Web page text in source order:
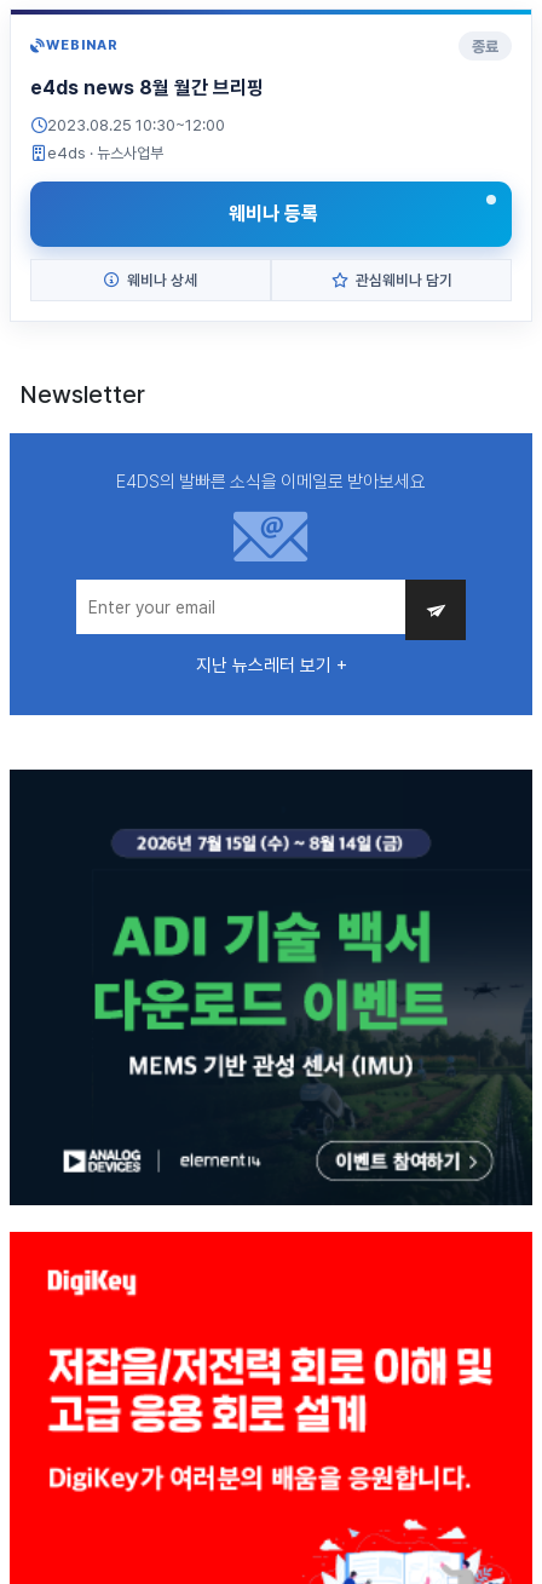
WEBINAR 종료
e4ds news 8월 월간 브리핑
2023.08.25 10:30~12:00
e4ds · 뉴스사업부
웨비나 등록
웨비나 상세 관심웨비나 담기
Newsletter
E4DS의 발빠른 소식을 이메일로 받아보세요
지난 뉴스레터 보기 +